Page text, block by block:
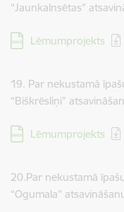
“Jaunkalnsētas”
Lejupielādēt:
Lēmumprojekts
19. Par nekustamā
“Biškrēsliņi”
Lejupielādēt:
Lēmumprojekts
20.Par nekustamā
“Ogumala”